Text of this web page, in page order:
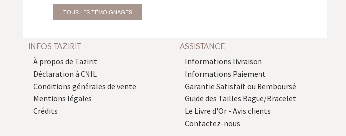
TOUS LES TÉMOIGNAGES
INFOS TAZIRIT
À propos de Tazirit
Déclaration à CNIL
Conditions générales de vente
Mentions légales
Crédits
ASSISTANCE
Informations livraison
Informations Paiement
Garantie Satisfait ou Remboursé
Guide des Tailles Bague/Bracelet
Le Livre d'Or - Avis clients
Contactez-nous